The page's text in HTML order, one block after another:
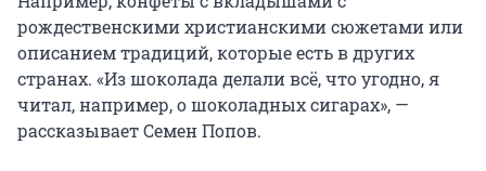
рождественскими христианскими сюжетами или
описанием традиций, которые есть в других
странах. «Из шоколада делали всё, что угодно, я
читал, например, о шоколадных сигарах», —
рассказывает Семен Попов.